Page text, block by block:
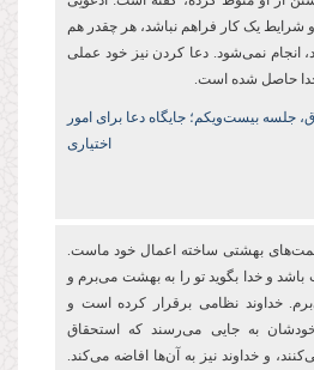
یک کار فراهم نباشد، هر چقدر هم
انجام نمی‌شود. دعا کردن نیز خود عملی
خدا حاصل شده است.
جلسه بیست‌ویکم؛ جایگاه دعا برای امور
اختیاری
بهشتی ساخته اعمال خود ماست.
و خدا بگوید تو را به بهشت می‌برم و
خداوند نظامی برقرار کرده است و
به جایی می‌رسند که استحقاق
و خداوند نیز به آن‌ها افاضه می‌کند.